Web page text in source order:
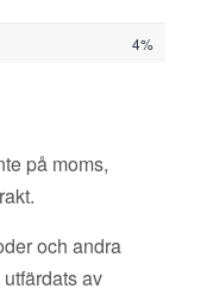
4%
på moms,
och andra
av